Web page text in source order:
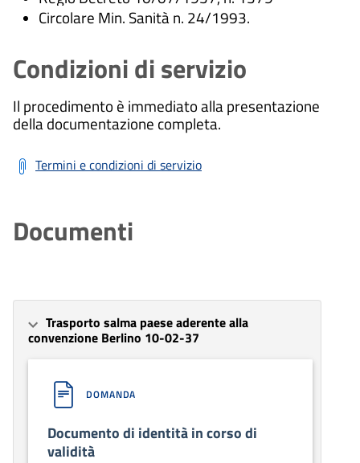
Circolare Min. Sanità n. 24/1993.
Condizioni di servizio
Il procedimento è immediato alla presentazione
della documentazione completa.
Termini e condizioni di servizio
Documenti
Trasporto salma paese aderente alla
convenzione Berlino 10-02-37
DOMANDA
Documento di identità in corso di
validità